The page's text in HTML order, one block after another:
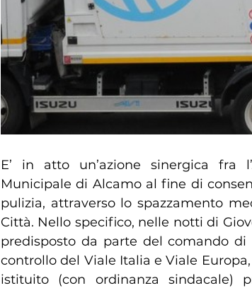
E’ in atto un’azione sinergica fra
Municipale di Alcamo al fine di
pulizia, attraverso lo spazzamento
Città. Nello specifico, nelle notti di
predisposto da parte del comando
controllo del Viale Italia e Viale
istituito (con ordinanza sindacale)